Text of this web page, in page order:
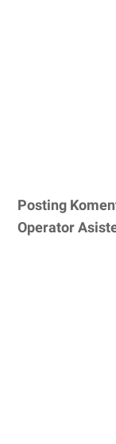
Posting
Operator